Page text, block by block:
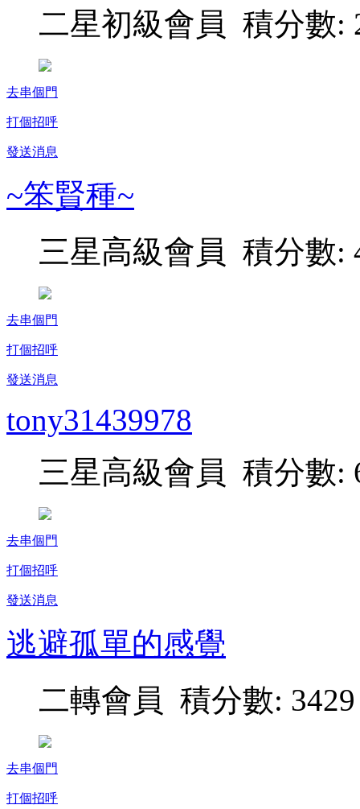
二星初級會員 積分數:
去串個門
打個招呼
發送消息
~笨賢種~
三星高級會員 積分數:
去串個門
打個招呼
發送消息
tony31439978
三星高級會員 積分數:
去串個門
打個招呼
發送消息
逃避孤單的感覺
二轉會員 積分數: 3429
去串個門
打個招呼